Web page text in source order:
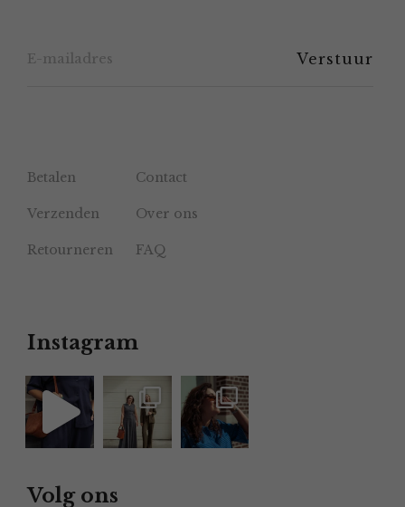
Betalen Contact
Verzenden Over ons
Retourneren FAQ
Instagram
Volg ons